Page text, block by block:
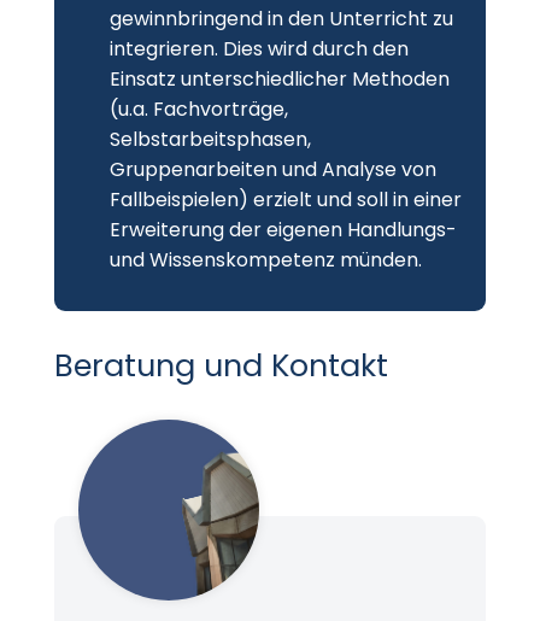
gewinnbringend in den Unterricht zu
integrieren. Dies wird durch den
Einsatz unterschiedlicher Methoden
(u.a. Fachvorträge,
Selbstarbeitsphasen,
Gruppenarbeiten und Analyse von
Fallbeispielen) erzielt und soll in einer
Erweiterung der eigenen Handlungs-
und Wissenskompetenz münden.
Beratung und Kontakt